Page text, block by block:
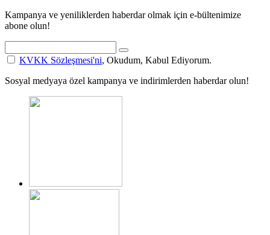
Kampanya ve yeniliklerden haberdar olmak için e-bültenimize
abone olun!
KVKK Sözleşmesi'ni, Okudum, Kabul Ediyorum.
Sosyal medyaya özel kampanya ve indirimlerden haberdar olun!